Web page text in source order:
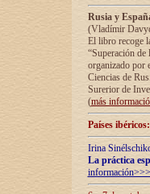
Rusia y
(Vladímir
El libro recoge
“Superación
organizado por
Ciencias de
Surerior de
(más
Países
Irina
La práctica
información>>>